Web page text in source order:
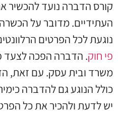
קורס הדברה נועד להכשיר
העתידיים. מדובר על
נוגעת לכל הפרטים
פי חוק. הדברה הפכה לצעד
משרד ובית עסק. עם זאת,
כולל הנוגע גם להדברה
יש לדעת ולהכיר את כל